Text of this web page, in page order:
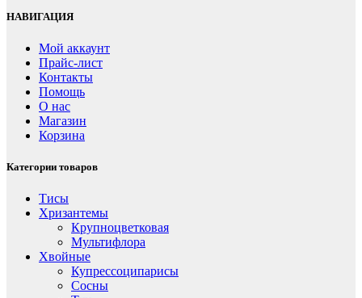
НАВИГАЦИЯ
Мой аккаунт
Прайс-лист
Контакты
Помощь
О нас
Магазин
Корзина
Категории товаров
Тисы
Хризантемы
Крупноцветковая
Мультифлора
Хвойные
Купрессоципарисы
Сосны